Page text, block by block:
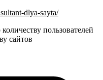
dlya-sayta/
пользователей
сайтов